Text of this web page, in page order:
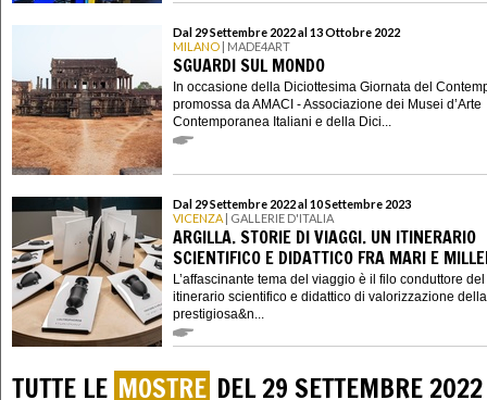
Dal 29 Settembre 2022 al 13 Ottobre 2022
MILANO | MADE4ART
SGUARDI SUL MONDO
In occasione della Diciottesima Giornata del
promossa da AMACI - Associazione dei Musei d’Arte
Contemporanea Italiani e della Dici...
Dal 29 Settembre 2022 al 10 Settembre 2023
VICENZA | GALLERIE D'ITALIA
ARGILLA. STORIE DI VIAGGI. UN ITINERARIO
SCIENTIFICO E DIDATTICO FRA MARI E
L’affascinante tema del viaggio è il filo conduttore
itinerario scientifico e didattico di valorizzazione della
prestigiosa&n...
TUTTE LE MOSTRE DEL 29 SETTEMBRE 2022